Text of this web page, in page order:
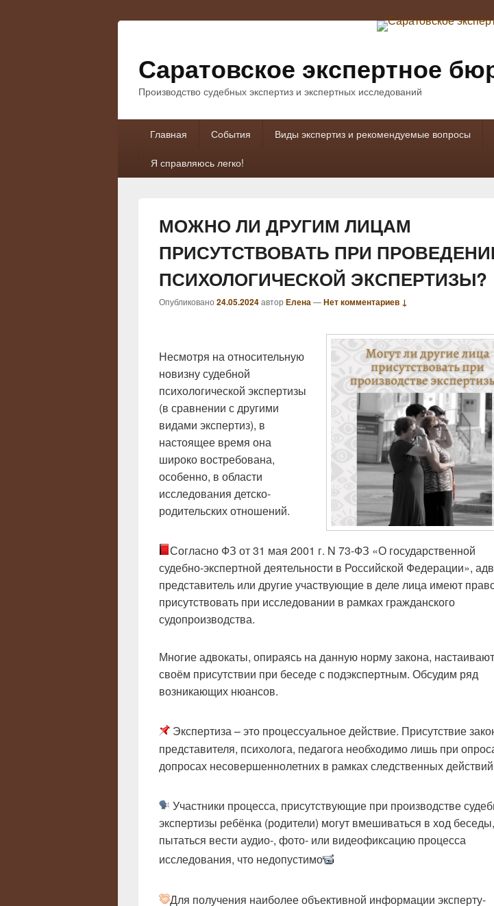
Саратовское экспертное
Производство судебных экспертиз и экспертных исследований
Главная События Виды экспертиз и рекомендуемые вопросы
Я справляюсь легко!
МОЖНО ЛИ ДРУГИМ ЛИЦАМ
ПРИСУТСТВОВАТЬ ПРИ
ПСИХОЛОГИЧЕСКОЙ ЭКСПЕРТИЗЫ?
Опубликовано 24.05.2024автор Елена—Нет комментариев ↓
Несмотря на относительную
новизну судебной
психологической экспертизы
(в сравнении с другими
видами экспертиз), в
настоящее время она
широко востребована,
особенно, в области
исследования детско-
родительских отношений.
Согласно ФЗ от 31 мая 2001 г. N 73-ФЗ «О государственной
судебно-экспертной деятельности в Российской Федерации»,
представитель или другие участвующие в деле лица имеют
присутствовать при исследовании в рамках гражданского
судопроизводства.
Многие адвокаты, опираясь на данную норму закона,
своём присутствии при беседе с подэкспертным. Обсудим ряд
возникающих нюансов.
Экспертиза – это процессуальное действие. Присутствие
представителя, психолога, педагога необходимо лишь при
допросах несовершеннолетних в рамках следственных
Участники процесса, присутствующие при производстве
экспертизы ребёнка (родители) могут вмешиваться в ход беседы,
пытаться вести аудио-, фото- или видеофиксацию процесса
исследования, что недопустимо
Для получения наиболее объективной информации эксперту-